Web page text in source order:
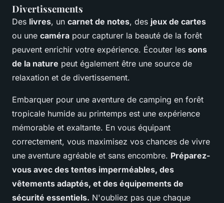
Divertissements
Des livres, un carnet de notes, des jeux de cartes
ou une caméra pour capturer la beauté de la forêt
peuvent enrichir votre expérience. Écouter les sons
de la nature peut également être une source de
relaxation et de divertissement.
Embarquer pour une aventure de camping en forêt
tropicale humide au printemps est une expérience
mémorable et exaltante. En vous équipant
correctement, vous maximisez vos chances de vivre
une aventure agréable et sans encombre. Préparez-
vous avec des tentes imperméables, des
vêtements adaptés, et des équipements de
sécurité essentiels. N'oubliez pas que chaque